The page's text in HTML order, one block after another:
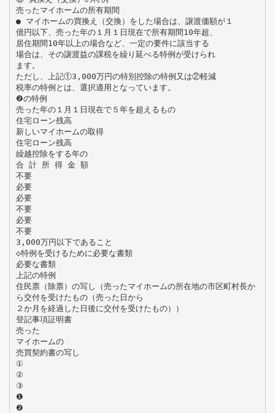
売ったマイホームの所有期間
● マイホームの買換え（交換）をした場合は、譲渡価額が１
億円以下、売った年の１月１日現在で所有期間10年超、
居住期間10年以上の場合など、一定の要件に該当する
場合は、その譲渡益の課税を繰り延べる特例が受けられ
ます。
ただし、上記①3,000万円の特別控除の特例又は②軽減
税率の特例とは、選択適用となっています。
❷の特例
売った年の１月１日現在で５年を超えるもの
住宅ローン残高
新しいマイホームの取得
住宅ローン残高
繰越控除をする年の
合 計 所 得 金 額
不要
必要
必要
不要
必要
不要
3,000万円以下であること
◇特例を受けるために必要な書類
必要な書類
上記の特例
住民票（除票）の写し（売ったマイホームの所在地の市区町村長か
ら交付を受けたもの（売った日から
２か月を経過した日後に交付を受けたもの））
登記事項証明書
売った
マイホームの
売買契約書の写し
①
②
③
❶
❷